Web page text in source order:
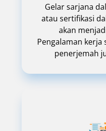
Gelar sarjana
atau sertifikasi
akan
Pengalaman kerja
penerjemah